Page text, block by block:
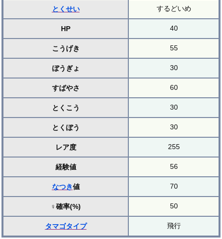
とくせい するどいめ
HP 40
こうげき 55
ぼうぎょ 30
すばやさ 60
とくこう 30
とくぼう 30
レア度 255
経験値 56
なつき値 70
♀確率(%) 50
タマゴタイプ 飛行